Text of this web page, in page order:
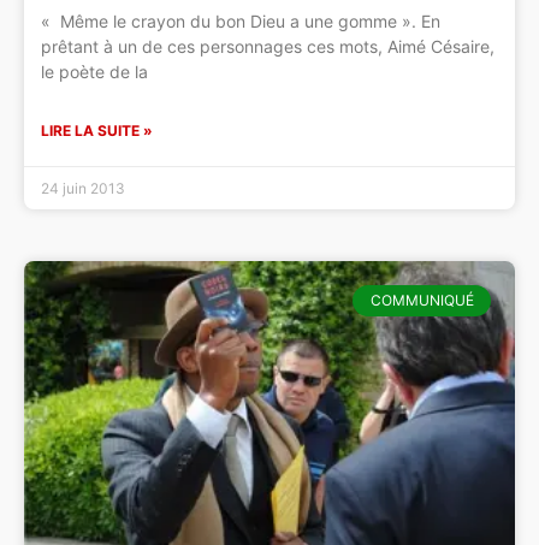
« Même le crayon du bon Dieu a une gomme ». En
prêtant à un de ces personnages ces mots, Aimé Césaire,
le poète de la
LIRE LA SUITE »
24 juin 2013
COMMUNIQUÉ